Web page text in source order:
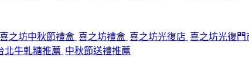
喜之坊中秋節禮盒 喜之坊禮盒 喜之坊光復店 喜之坊光復門
北牛軋糖推薦 中秋節送禮推薦